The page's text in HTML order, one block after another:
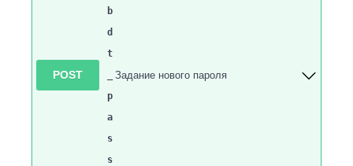
POST
b
d
t
p
a
s
s
Задание нового пароля